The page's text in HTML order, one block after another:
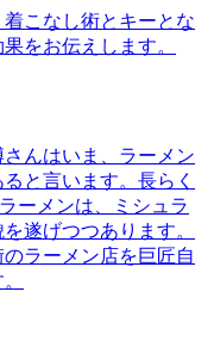
こなし術とキーとな
をお伝えします。
んはいま、ラーメン
と言います。長らく
ーメンは、ミシュラ
遂げつつあります。
ラーメン店を巨匠自